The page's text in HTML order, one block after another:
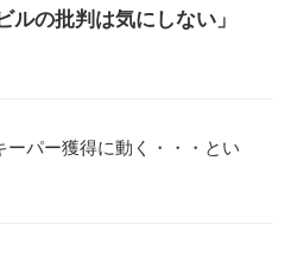
ルの批判は気にしない」
ーパー獲得に動く・・・とい